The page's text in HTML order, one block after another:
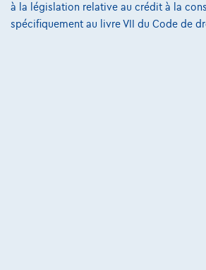
à la législation relative au crédit à la
spécifiquement au livre VII du Code de
@2024 TCS Mobility SA/NV Copyright